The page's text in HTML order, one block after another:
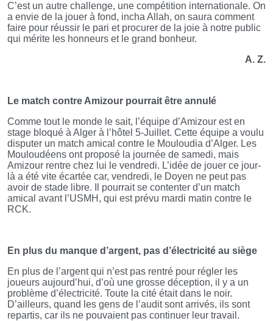
C’est un autre challenge, une compétition internationale. On
a envie de la jouer à fond, incha Allah, on saura comment
faire pour réussir le pari et procurer de la joie à notre public
qui mérite les honneurs et le grand bonheur.
A. Z.
Le match contre Amizour pourrait être annulé
Comme tout le monde le sait, l’équipe d’Amizour est en
stage bloqué à Alger à l’hôtel 5-Juillet. Cette équipe a voulu
disputer un match amical contre le Mouloudia d’Alger. Les
Mouloudéens ont proposé la journée de samedi, mais
Amizour rentre chez lui le vendredi. L’idée de jouer ce jour-
là a été vite écartée car, vendredi, le Doyen ne peut pas
avoir de stade libre. Il pourrait se contenter d’un match
amical avant l’USMH, qui est prévu mardi matin contre le
RCK.
En plus du manque d’argent, pas d’électricité au siège
En plus de l’argent qui n’est pas rentré pour régler les
joueurs aujourd’hui, d’où une grosse déception, il y a un
problème d’électricité. Toute la cité était dans le noir.
D’ailleurs, quand les gens de l’audit sont arrivés, ils sont
repartis, car ils ne pouvaient pas continuer leur travail.